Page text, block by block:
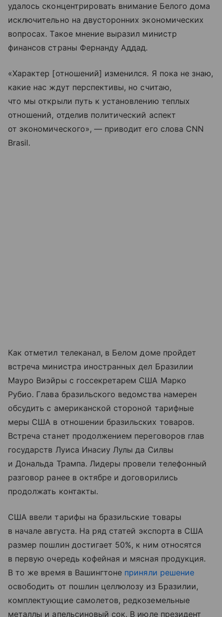
удалось сконцентрировать внимание Белого дома
исключительно на двусторонних экономических
вопросах. Такое мнение выразил министр
финансов страны Фернанду Аддад.
«Характер [отношений] изменился. Я пока не знаю,
какие нас ждут перспективы, но считаю,
что мы открыли путь к установлению теплых
отношений, отделив политический аспект
от экономического», — приводит его слова CNN
Brasil.
Как отметил телеканал, в Белом доме пройдет
встреча министра иностранных дел Бразилии
Мауро Виэйры с госсекретарем США Марко
Рубио. Глава бразильского ведомства намерен
обсудить с американской стороной тарифные
меры США в отношении бразильских товаров.
Встреча станет продолжением переговоров глав
государств Луиса Инасиу Лулы да Силвы
и Дональда Трампа. Лидеры провели телефонный
разговор ранее в октябре и договорились
продолжать контакты.
США ввели тарифы на бразильские товары
в начале августа. На ряд статей экспорта в США
размер пошлин достигает 50%, к ним относятся
в первую очередь кофейная и мясная продукция.
В то же время в Вашингтоне приняли решение
освободить от пошлин целлюлозу из Бразилии,
комплектующие самолетов, редкоземельные
металлы и апельсиновый сок. В июле президент